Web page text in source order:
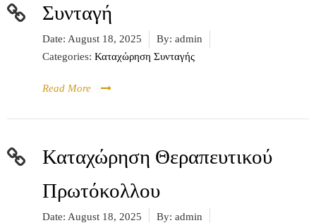
Συνταγή
Date: August 18, 2025 By: admin
Categories: Καταχώρηση Συνταγής
Read More
Καταχώρηση Θεραπευτικού
Πρωτόκολλου
Date: August 18, 2025 By: admin